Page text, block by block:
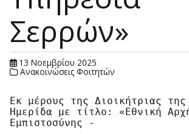
Σερρών»
13 Νοεμβρίου 2025
Ανακοινώσεις Φοιτητών
Εκ μέρους της Διοικήτριας
Ημερίδα με τίτλο: «Εθνική
Εμπιστοσύνης -